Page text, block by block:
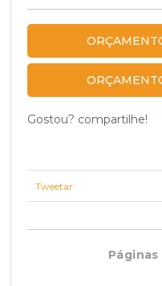
Gostou? compartilhe!
Tweetar